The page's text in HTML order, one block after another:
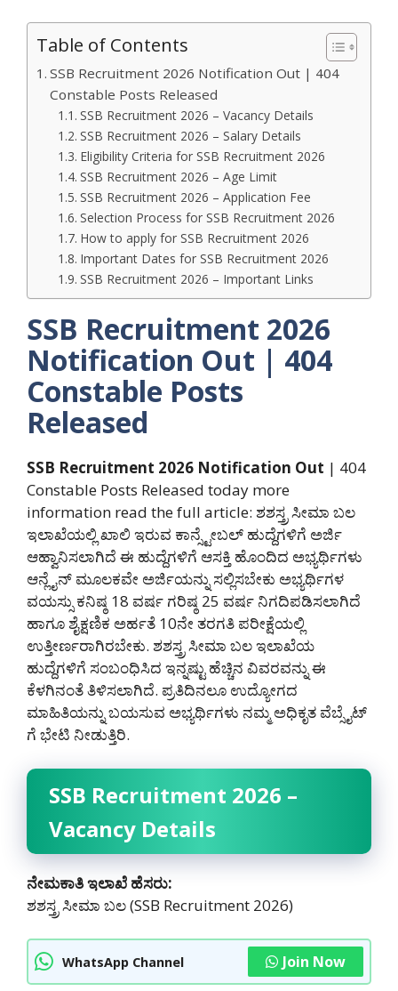
Table of Contents
SSB Recruitment 2026 Notification Out | 404
Constable Posts Released
SSB Recruitment 2026 – Vacancy Details
SSB Recruitment 2026 – Salary Details
Eligibility Criteria for SSB Recruitment 2026
SSB Recruitment 2026 – Age Limit
SSB Recruitment 2026 – Application Fee
Selection Process for SSB Recruitment 2026
How to apply for SSB Recruitment 2026
Important Dates for SSB Recruitment 2026
SSB Recruitment 2026 – Important Links
SSB Recruitment 2026
Notification Out | 404
Constable Posts
Released
SSB Recruitment 2026 Notification Out | 404
Constable Posts Released today more
information read the full article: ಶಶಸ್ತ್ರ ಸೀಮಾ ಬಲ
ಇಲಾಖೆಯಲ್ಲಿ ಖಾಲಿ ಇರುವ ಕಾನ್ಸ್ಟೇಬಲ್ ಹುದ್ದೆಗಳಿಗೆ ಅರ್ಜಿ
ಆಹ್ವಾನಿಸಲಾಗಿದೆ ಈ ಹುದ್ದೆಗಳಿಗೆ ಆಸಕ್ತಿ ಹೊಂದಿದ ಅಭ್ಯರ್ಥಿಗಳು
ಆನ್ಲೈನ್ ಮೂಲಕವೇ ಅರ್ಜಿಯನ್ನು ಸಲ್ಲಿಸಬೇಕು ಅಭ್ಯರ್ಥಿಗಳ
ವಯಸ್ಸು ಕನಿಷ್ಠ 18 ವರ್ಷ ಗರಿಷ್ಠ 25 ವರ್ಷ ನಿಗದಿಪಡಿಸಲಾಗಿದೆ
ಹಾಗೂ ಶೈಕ್ಷಣಿಕ ಅರ್ಹತೆ 10ನೇ ತರಗತಿ ಪರೀಕ್ಷೆಯಲ್ಲಿ
ಉತ್ತೀರ್ಣರಾಗಿರಬೇಕು. ಶಶಸ್ತ್ರ ಸೀಮಾ ಬಲ ಇಲಾಖೆಯ
ಹುದ್ದೆಗಳಿಗೆ ಸಂಬಂಧಿಸಿದ ಇನ್ನಷ್ಟು ಹೆಚ್ಚಿನ ವಿವರವನ್ನು ಈ
ಕೆಳಗಿನಂತೆ ತಿಳಿಸಲಾಗಿದೆ. ಪ್ರತಿದಿನಲೂ ಉದ್ಯೋಗದ
ಮಾಹಿತಿಯನ್ನು ಬಯಸುವ ಅಭ್ಯರ್ಥಿಗಳು ನಮ್ಮ ಅಧಿಕೃತ ವೆಬ್ಸೈಟ್
ಗೆ ಭೇಟಿ ನೀಡುತ್ತಿರಿ.
SSB Recruitment 2026 –
Vacancy Details
ನೇಮಕಾತಿ ಇಲಾಖೆ ಹೆಸರು:
ಶಶಸ್ತ್ರ ಸೀಮಾ ಬಲ (SSB Recruitment 2026)
WhatsApp Channel Join Now